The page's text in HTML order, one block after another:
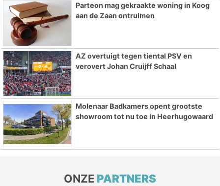
Parteon mag gekraakte woning in Koog
aan de Zaan ontruimen
AZ overtuigt tegen tiental PSV en
verovert Johan Cruijff Schaal
Molenaar Badkamers opent grootste
showroom tot nu toe in Heerhugowaard
ONZE PARTNERS